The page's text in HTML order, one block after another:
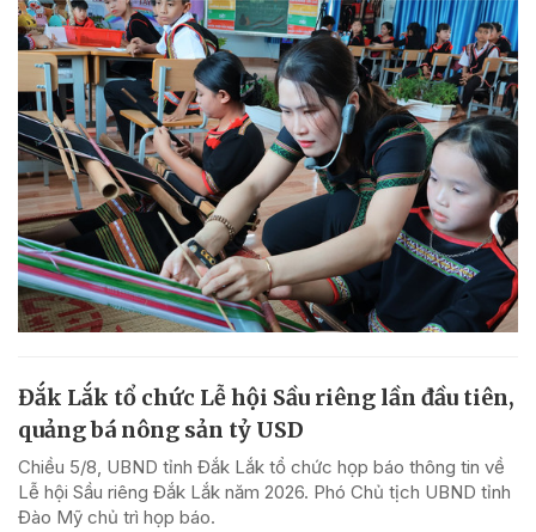
Đắk Lắk tổ chức Lễ hội Sầu riêng lần đầu tiên,
quảng bá nông sản tỷ USD
Chiều 5/8, UBND tỉnh Đắk Lắk tổ chức họp báo thông tin về
Lễ hội Sầu riêng Đắk Lắk năm 2026. Phó Chủ tịch UBND tỉnh
Đào Mỹ chủ trì họp báo.